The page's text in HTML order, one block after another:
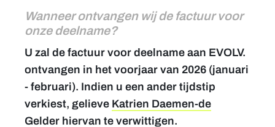
Wanneer ontvangen wij de factuur voor
onze deelname?
U zal de factuur voor deelname aan EVOLV.
ontvangen in het voorjaar van 2026 (januari
- februari). Indien u een ander tijdstip
verkiest, gelieve Katrien Daemen-de
Gelder hiervan te verwittigen.